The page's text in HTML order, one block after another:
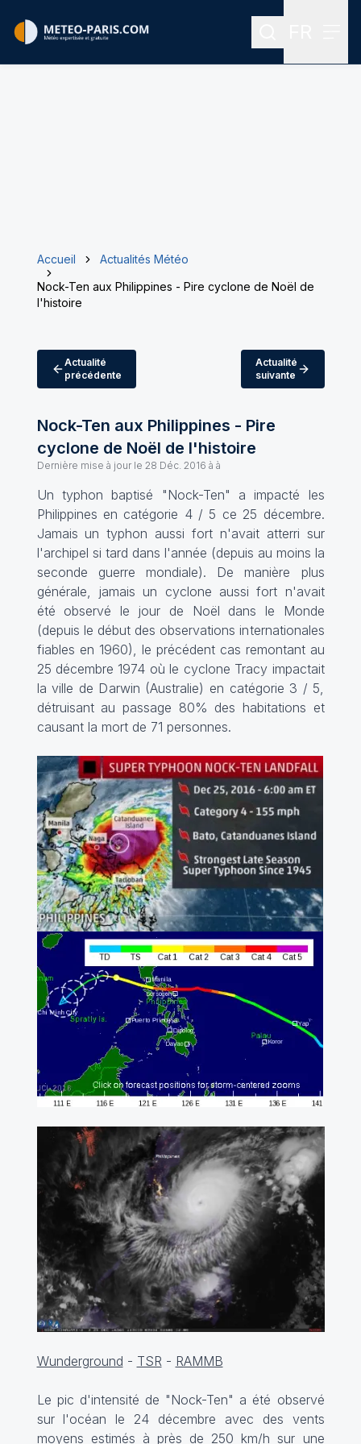
Rechercher
Accueil
Actualités Météo
Nock-Ten aux Philippines - Pire cyclone de Noël de
l'histoire
Actualité
précédente
Actualité
suivante
Nock-Ten aux Philippines - Pire
cyclone de Noël de l'histoire
Dernière mise à jour le 28 Déc. 2016 à à
Un typhon baptisé "Nock-Ten" a impacté les
Philippines en catégorie 4 / 5 ce 25 décembre.
Jamais un typhon aussi fort n'avait atterri sur
l'archipel si tard dans l'année (depuis au moins la
seconde guerre mondiale). De manière plus
générale, jamais un cyclone aussi fort n'avait
été observé le jour de Noël dans le Monde
(depuis le début des observations internationales
fiables en 1960), le précédent cas remontant au
25 décembre 1974 où le cyclone Tracy impactait
la ville de Darwin (Australie) en catégorie 3 / 5,
détruisant au passage 80% des habitations et
causant la mort de 71 personnes.
Wunderground - TSR- RAMMB
Le pic d'intensité de "Nock-Ten" a été observé
sur l'océan le 24 décembre avec des vents
moyens estimés à près de 250 km/h sur une